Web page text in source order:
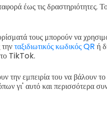
έως τις δραστηριότητες.
τους μπορούν να
ταξιδιωτικός κωδικός QR ή
TikTok.
την εμπειρία του να βάλουν
γι' αυτό και περισσότερα